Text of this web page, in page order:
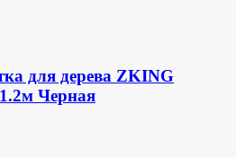
для дерева ZKING
Черная